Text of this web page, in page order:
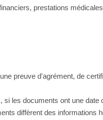
prestations
preuve d'agrément, de
les documents ont une
diffèrent des informations